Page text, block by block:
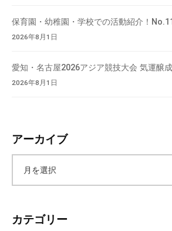
保育園・幼稚園・学校での活動紹介！
2026年8月1日
愛知・名古屋2026アジア競技大会 気運醸成
2026年8月1日
アーカイブ
カテゴリー